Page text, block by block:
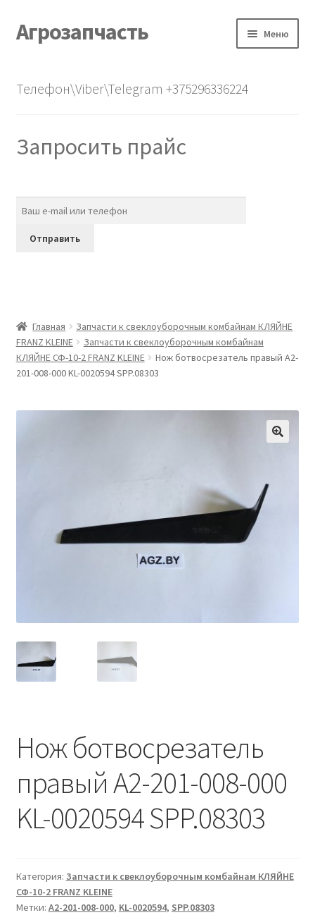
Перейти
к
Перейти
к
Агрозапчасть Меню
О нас
Телефон\Viber\Telegram +375296336224
Запросить прайс
Главная
Запчасти к свеклоуборочным комбайнам КЛЯЙНЕ
FRANZ KLEINE
Запчасти к свеклоуборочным комбайнам
КЛЯЙНЕ СФ-10-2 FRANZ KLEINE
Нож ботвосрезатель правый A2-
201-008-000 KL-0020594 SPP.08303
Нож ботвосрезатель
правый A2-201-008-000
KL-0020594 SPP.08303
Категория: Запчасти к свеклоуборочным комбайнам КЛЯЙНЕ
СФ-10-2 FRANZ KLEINE
Метки: A2-201-008-000, KL-0020594, SPP.08303